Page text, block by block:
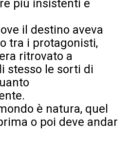
più insistenti e
il destino aveva
tra i protagonisti,
ritrovato a
stesso le sorti di
è natura, quel
o poi deve andar